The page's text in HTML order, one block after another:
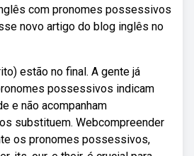
com pronomes possessivos
novo artigo do blog inglês no
estão no final. A gente já
possessivos indicam
e não acompanham
substituem. Webcompreender
os pronomes possessivos,